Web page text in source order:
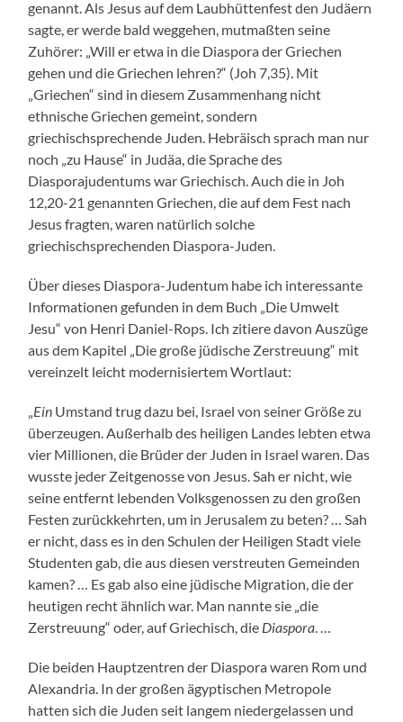
genannt. Als Jesus auf dem Laubhüttenfest den Judäern
sagte, er werde bald weggehen, mutmaßten seine
Zuhörer: „Will er etwa in die Diaspora der Griechen
gehen und die Griechen lehren?“ (Joh 7,35). Mit
„Griechen“ sind in diesem Zusammenhang nicht
ethnische Griechen gemeint, sondern
griechischsprechende Juden. Hebräisch sprach man nur
noch „zu Hause“ in Judäa, die Sprache des
Diasporajudentums war Griechisch. Auch die in Joh
12,20-21 genannten Griechen, die auf dem Fest nach
Jesus fragten, waren natürlich solche
griechischsprechenden Diaspora-Juden.
Über dieses Diaspora-Judentum habe ich interessante
Informationen gefunden in dem Buch „Die Umwelt
Jesu“ von Henri Daniel-Rops. Ich zitiere davon Auszüge
aus dem Kapitel „Die große jüdische Zerstreuung“ mit
vereinzelt leicht modernisiertem Wortlaut:
„Ein Umstand trug dazu bei, Israel von seiner Größe zu
überzeugen. Außerhalb des heiligen Landes lebten etwa
vier Millionen, die Brüder der Juden in Israel waren. Das
wusste jeder Zeitgenosse von Jesus. Sah er nicht, wie
seine entfernt lebenden Volksgenossen zu den großen
Festen zurückkehrten, um in Jerusalem zu beten? … Sah
er nicht, dass es in den Schulen der Heiligen Stadt viele
Studenten gab, die aus diesen verstreuten Gemeinden
kamen? … Es gab also eine jüdische Migration, die der
heutigen recht ähnlich war. Man nannte sie „die
Zerstreuung“ oder, auf Griechisch, die Diaspora. …
Die beiden Hauptzentren der Diaspora waren Rom und
Alexandria. In der großen ägyptischen Metropole
hatten sich die Juden seit langem niedergelassen und